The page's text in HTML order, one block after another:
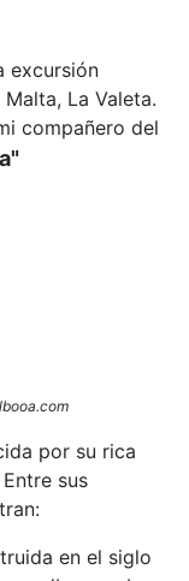
excursión
La Valeta.
compañero del
por su rica
Entre sus
en el siglo